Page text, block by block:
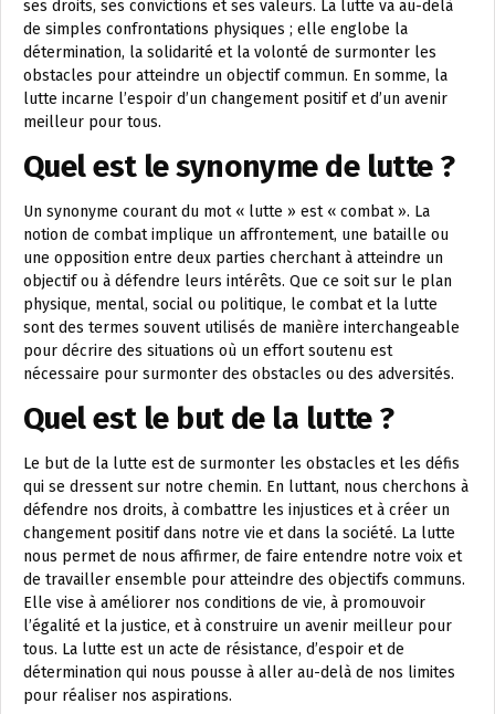
ses droits, ses convictions et ses valeurs. La lutte va au-delà
de simples confrontations physiques ; elle englobe la
détermination, la solidarité et la volonté de surmonter les
obstacles pour atteindre un objectif commun. En somme, la
lutte incarne l’espoir d’un changement positif et d’un avenir
meilleur pour tous.
Quel est le synonyme de lutte ?
Un synonyme courant du mot « lutte » est « combat ». La
notion de combat implique un affrontement, une bataille ou
une opposition entre deux parties cherchant à atteindre un
objectif ou à défendre leurs intérêts. Que ce soit sur le plan
physique, mental, social ou politique, le combat et la lutte
sont des termes souvent utilisés de manière interchangeable
pour décrire des situations où un effort soutenu est
nécessaire pour surmonter des obstacles ou des adversités.
Quel est le but de la lutte ?
Le but de la lutte est de surmonter les obstacles et les défis
qui se dressent sur notre chemin. En luttant, nous cherchons à
défendre nos droits, à combattre les injustices et à créer un
changement positif dans notre vie et dans la société. La lutte
nous permet de nous affirmer, de faire entendre notre voix et
de travailler ensemble pour atteindre des objectifs communs.
Elle vise à améliorer nos conditions de vie, à promouvoir
l’égalité et la justice, et à construire un avenir meilleur pour
tous. La lutte est un acte de résistance, d’espoir et de
détermination qui nous pousse à aller au-delà de nos limites
pour réaliser nos aspirations.